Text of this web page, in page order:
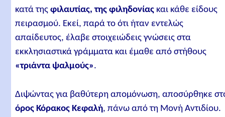
κατά τηςφιλαυτίας, της φιληδονίας και κάθε είδους
πειρασμού. Εκεί, παρά το ότι ήταν εντελώς
απαίδευτος, έλαβε στοιχειώδεις γνώσεις στα
εκκλησιαστικά γράμματα και έμαθε από στήθους
«τριάντα ψαλμούς».
Διψώντας για βαθύτερη απομόνωση, αποσύρθηκε
όρος Κόρακος Κεφαλή, πάνω από τη Μονή Αντιδίου.